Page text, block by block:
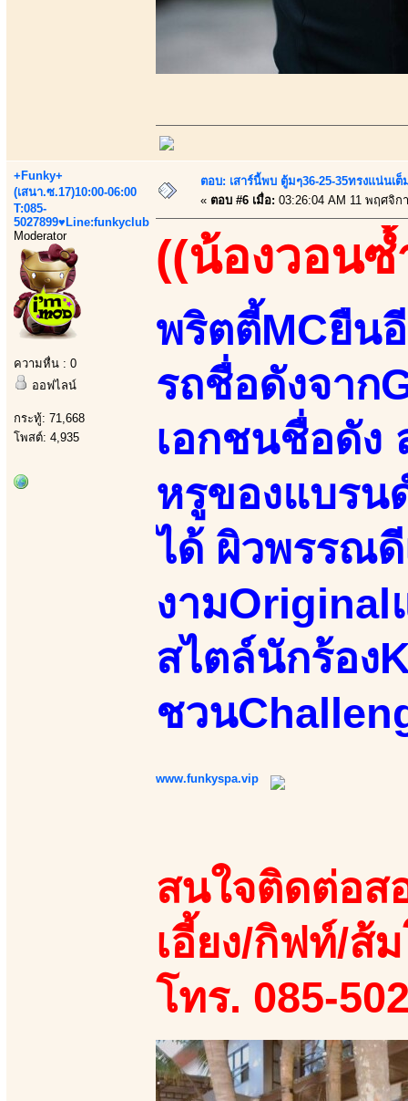
+Funky+
(เสนา.ซ.17)10:00-06:00
T:085-
5027899♥Line:funkyclub
Moderator
ความหื่น : 0
ออฟไลน์
กระทู้: 71,668
โพสต์: 4,935
ตอบ: เสาร์นี้พบ ตู้มๆ36-25-35ทรงแน่นเ
« ตอบ #6 เมื่อ: 03:26:04 AM 11 พฤศจิก
((น้องวอนซ้
พริตตี้MCยืน
รถชื่อดังจาก
เอกชนชื่อดัง
หรูของแบรน
ได้ ผิวพรรณดี
งามOriginal
สไตล์นักร้อง
ชวน
www.funkyspa.vip
สนใจติดต่อส
เอี้ยง/กิฟท์/ส้
โทร. 085-